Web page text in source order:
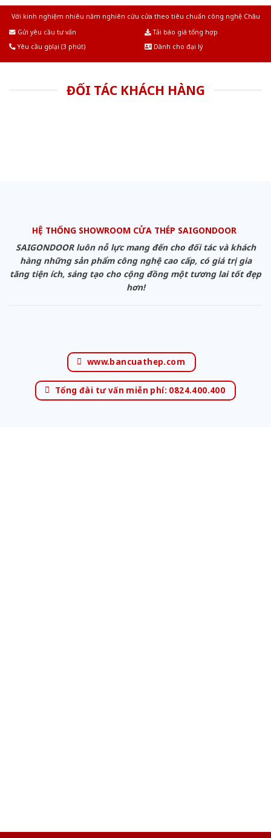
Với kinh nghiệm nhiêu năm nghiên cứu cửa theo tiêu chuẩn công nghệ Châu
Gửi yêu cầu tư vấn
Tải báo giá tổng hợp
Yêu cầu gọi lại (3 phút)
Dành cho đại lý
ĐỐI TÁC KHÁCH HÀNG
HỆ THỐNG SHOWROOM CỬA THÉP SAIGONDOOR
SAIGONDOOR luôn nỗ lực mang đến cho đối tác và khách
hàng những sản phẩm công nghệ cao cấp, có giá trị gia
tăng tiện ích, sáng tạo cho cộng đồng một tương lai tốt đẹp
hơn!
www.bancuathep.com
Tổng đài tư vấn miễn phí: 0824.400.400